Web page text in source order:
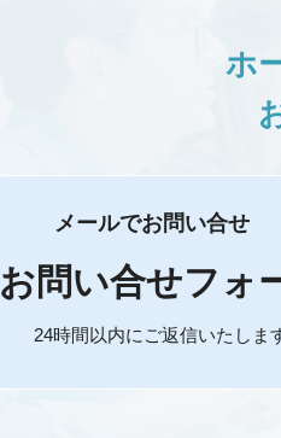
ホ
メールでお問い合せ
お問い合せフォ
24時間以内にご返信いたしま